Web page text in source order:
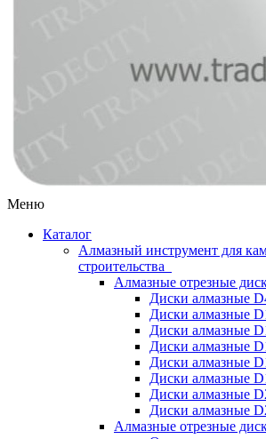
Меню
Каталог
Алмазный инструмент для
строительства
Алмазные отрезные
Диски алмазные
Диски алмазные
Диски алмазные
Диски алмазные
Диски алмазные
Диски алмазные
Диски алмазные
Диски алмазные
Алмазные отрезные